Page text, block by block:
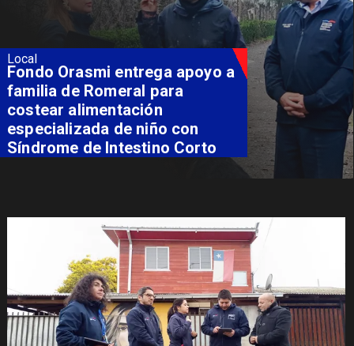
Local
Fondo Orasmi entrega apoyo a
familia de Romeral para
costear alimentación
especializada de niño con
Síndrome de Intestino Corto